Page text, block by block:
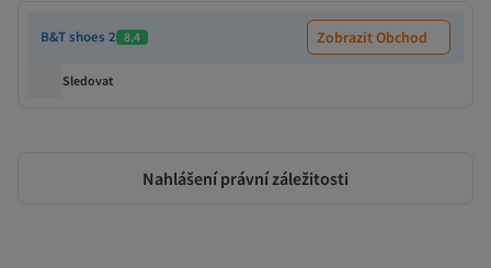
B&T shoes 2 8.4 Zobrazit Obchod
Sledovat
Nahlášení právní záležitosti